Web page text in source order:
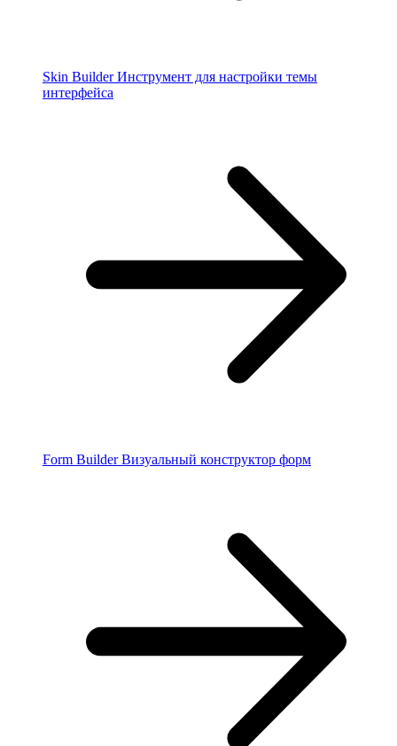
Skin Builder Инструмент для настройки темы
интерфейса
Form Builder Визуальный конструктор форм